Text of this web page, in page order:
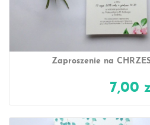
Zaproszenie na
7,00